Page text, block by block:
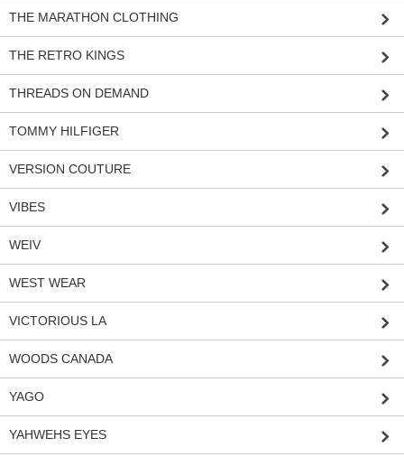
THE MARATHON CLOTHING
THE RETRO KINGS
THREADS ON DEMAND
TOMMY HILFIGER
VERSION COUTURE
VIBES
WEIV
WEST WEAR
VICTORIOUS LA
WOODS CANADA
YAGO
YAHWEHS EYES